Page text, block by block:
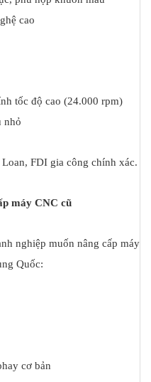
cao
tốc độ cao (24.000 rpm)
nhỏ
FDI gia công chính xác.
máy CNC cũ
nghiệp muốn nâng cấp máy
Quốc:
cơ bản